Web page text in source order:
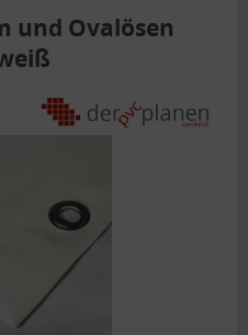
und Ovalösen